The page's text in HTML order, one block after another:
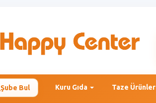
Şube Bul Kuru Gıda Taze Ürünler